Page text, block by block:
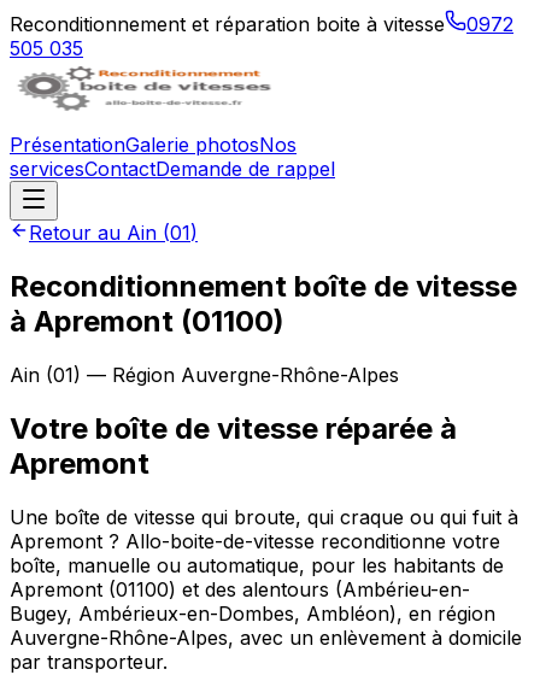
Reconditionnement et réparation boite à vitesse
0972
505 035
PrésentationGalerie photosNos
servicesContactDemande de rappel
Retour au Ain (01)
Reconditionnement boîte de vitesse
à Apremont (01100)
Ain (01) — Région Auvergne-Rhône-Alpes
Votre boîte de vitesse réparée à
Apremont
Une boîte de vitesse qui broute, qui craque ou qui fuit à
Apremont ? Allo-boite-de-vitesse reconditionne votre
boîte, manuelle ou automatique, pour les habitants de
Apremont (01100) et des alentours (Ambérieu-en-
Bugey, Ambérieux-en-Dombes, Ambléon), en région
Auvergne-Rhône-Alpes, avec un enlèvement à domicile
par transporteur.